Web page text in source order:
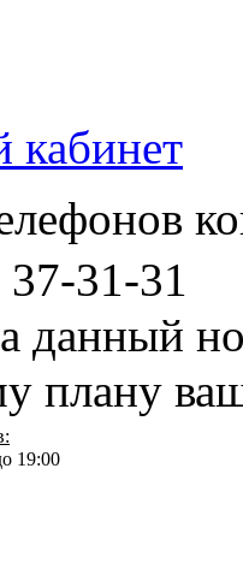
кабинет
31-31
данный
плану
19:00